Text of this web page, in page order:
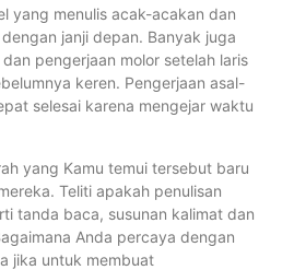
yang menulis acak-acakan dan
janji depan. Banyak juga
pengerjaan molor setelah laris
keren. Pengerjaan asal-
selesai karena mengejar waktu
yang Kamu temui tersebut baru
Teliti apakah penulisan
tanda baca, susunan kalimat dan
Anda percaya dengan
jika untuk membuat